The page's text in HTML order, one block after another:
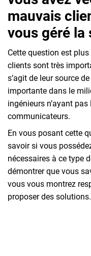
mauvais
vous géré la
Cette question est
clients sont très
s’agit de leur source
importante dans le
ingénieurs n’ayant
communicateurs.
En vous posant cette
savoir si vous
nécessaires à ce type
démontrer que vous
vous vous montrez
proposer des solutions.